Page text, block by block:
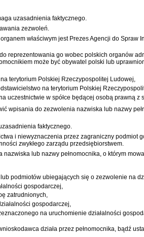
uzasadnienia faktycznego.
zezwoleń.
właściwym jest Prezes Agencji do Spraw
reprezentowania go wobec polskich organów
może być obywatel polski lub
terytorium Polskiej Rzeczypospolitej Ludowej,
na terytorium Polskiej
uczestnictwie w spółce będącej osobą prawną z
wpisania do zezwolenia nazwiska lub nazwy
faktycznego.
i niewyznaczenia przez zagraniczny podmiot
zwykłego zarządu przedsiębiorstwem.
lub nazwy pełnomocnika, o którym
podmiotów ubiegających się o zezwolenie na
gospodarczej,
zatrudnionych,
gospodarczej,
na uruchomienie działalności
działa przez pełnomocnika, bądź